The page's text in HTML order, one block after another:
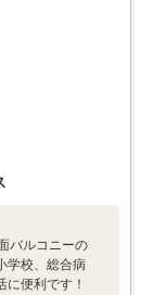
バルコニーの
学校、総合病
に便利です！